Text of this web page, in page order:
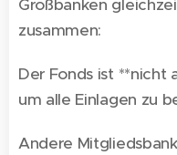
Großbanken
zusammen:
Der Fonds ist **nicht
um alle Einlagen zu
Andere